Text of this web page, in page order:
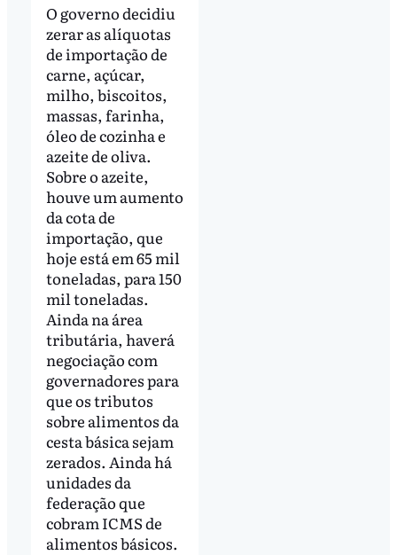
O governo decidiu
zerar as alíquotas
de importação de
carne, açúcar,
milho, biscoitos,
massas, farinha,
óleo de cozinha e
azeite de oliva.
Sobre o azeite,
houve um aumento
da cota de
importação, que
hoje está em 65 mil
toneladas, para 150
mil toneladas.
Ainda na área
tributária, haverá
negociação com
governadores para
que os tributos
sobre alimentos da
cesta básica sejam
zerados. Ainda há
unidades da
federação que
cobram ICMS de
alimentos básicos.